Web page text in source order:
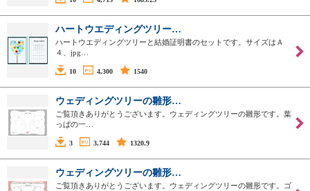
ハートウエディングツリー…
ハートウエディングツリーと結婚証明書のセットです。サイズはＡ
４、jpg…
10 4,300 1540
ウェディングツリーの雛形…
ご覧頂きありがとうございます。ウェディングツリーの雛形です。葉
っぱの一…
3 3,744 1320.9
ウェディングツリーの雛形…
ご覧頂きありがとうございます。ウェディングツリーの雛形です。ゴ